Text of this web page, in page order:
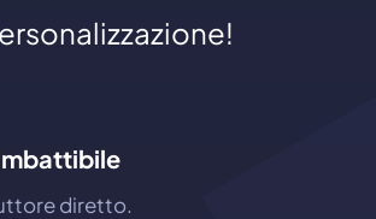
diretto.